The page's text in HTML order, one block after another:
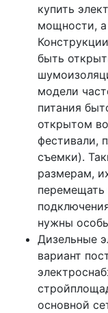
купить
мощности, а
быть
модели
питания
открытом
фестивали,
съемки).
размерам,
перемещать
нужны
Дизельные
вариант
основной